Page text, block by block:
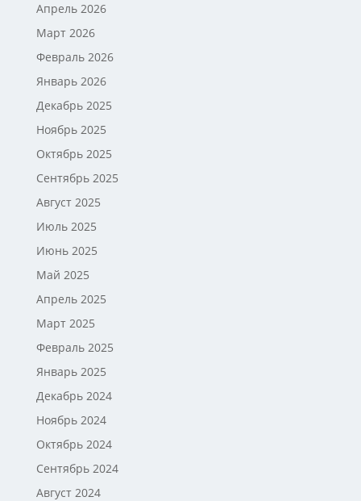
Апрель 2026
Март 2026
Февраль 2026
Январь 2026
Декабрь 2025
Ноябрь 2025
Октябрь 2025
Сентябрь 2025
Август 2025
Июль 2025
Июнь 2025
Май 2025
Апрель 2025
Март 2025
Февраль 2025
Январь 2025
Декабрь 2024
Ноябрь 2024
Октябрь 2024
Сентябрь 2024
Август 2024